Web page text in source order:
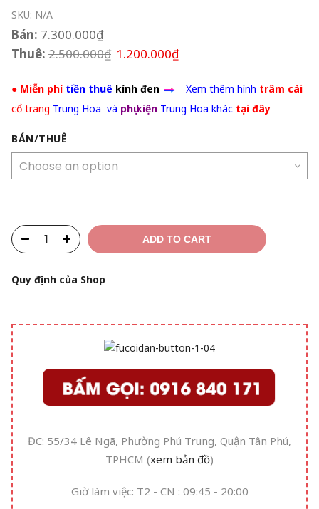
SKU: N/A
Bán: 7.300.000₫
Thuê: 2.500.000₫ 1.200.000₫
● Miễn phí tiền thuê kính đen Xem thêm hình trâm cài
cổ trang Trung Hoa và phụ kiện Trung Hoa khác tại đây
BÁN/THUÊ
ADD TO CART
Quy định của Shop
ĐC: 55/34 Lê Ngã, Phường Phú Trung, Quận Tân Phú,
TPHCM (xem bản đồ)
Giờ làm việc: T2 - CN : 09:45 - 20:00